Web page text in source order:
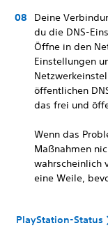
Deine
du die DNS-
Öffne in den
Einstellungen
öffentlichen
das frei und
Wenn das
Maßnahmen
wahrscheinlich
eine Weile,
PlayStation-Status